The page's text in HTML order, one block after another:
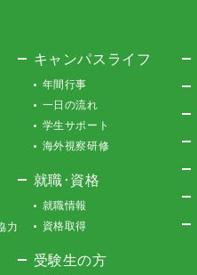
力
キャンパスライフ
年間行事
一日の流れ
学生サポート
海外視察研修
就職･資格
就職情報
資格取得
受験生の方